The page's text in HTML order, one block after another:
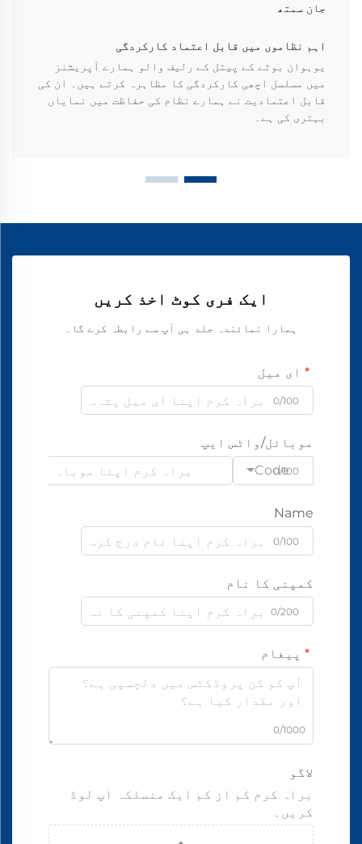
جان سمتھ
اہم نظاموں میں قابل اعتماد کارکردگی
یوہوان بوٹے کے پیتل کے رلیف والو ہمارے آپریشنز
میں مسلسل اچھی کارکردگی کا مظاہرہ کرتے ہیں۔ ان کی
قابل اعتمادیت نے ہمارے نظام کی حفاظت میں نمایاں
بہتری کی ہے۔
ایک فری کوٹ اخذ کریں
ہمارا نمائندہ جلد ہی آپ سے رابطہ کرے گا۔
ای میل
0/100
موبائل/واٹس ایپ
Code
0/100
Name
0/100
کمپنی کا نام
0/200
پیغام
0/1000
لاگو
براہ کرم کم از کم ایک منسلکہ اپ لوڈ
کریں۔